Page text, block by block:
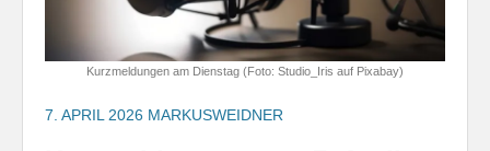
Kurzmeldungen am Dienstag (Foto: Studio_Iris auf Pixabay)
7. APRIL 2026 MARKUSWEIDNER